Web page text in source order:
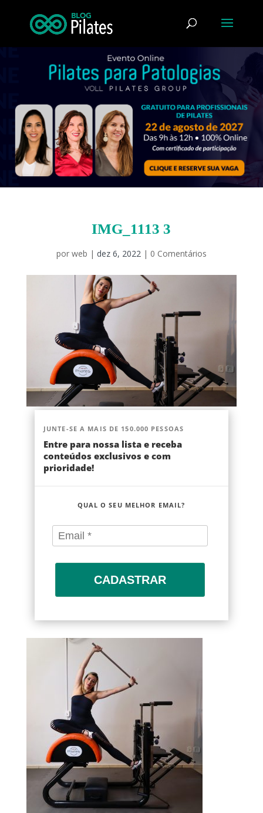
IMG_1113 3
por web | dez 6, 2022| 0 Comentários
JUNTE-SE A MAIS DE 150.000 PESSOAS
Entre para nossa lista e receba
conteúdos exclusivos e com
prioridade!
QUAL O SEU MELHOR EMAIL?
CADASTRAR